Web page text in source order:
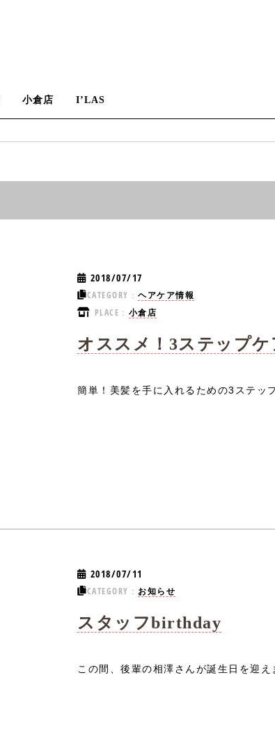
小倉店 I’LAS
2018/07/17
CATEGORY： ヘアケア情報
PLACE： 小倉店
オススメ！3ステップ
簡単！美髪を手に入れるための3ステッ
2018/07/11
CATEGORY： お知らせ
スタッフbirthday
この間、後輩の相澤さんが誕生日を迎え